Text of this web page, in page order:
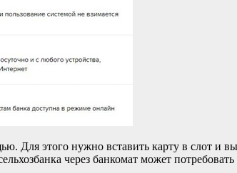
Для этого нужно вставить карту в слот и
через банкомат может